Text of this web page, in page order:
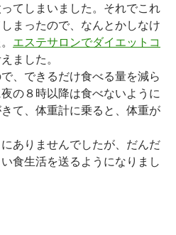
てしまいました。それでこれ
まったので、なんとかしなけ
エステサロンでダイエットコ
ました。
、できるだけ食べる量を減ら
の８時以降は食べないように
て、体重計に乗ると、体重が
ありませんでしたが、だんだ
食生活を送るようになりまし